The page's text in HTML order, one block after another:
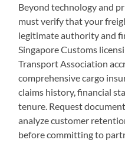
Beyond technology and
must verify that your
legitimate authority and
Singapore Customs
Transport Association
comprehensive cargo
claims history, financial
tenure. Request
analyze customer
before committing to